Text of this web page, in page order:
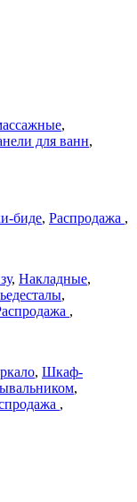
,
для ванн,
биде, Распродажа ,
, Накладные,
,
,
, Шкаф-
,
,